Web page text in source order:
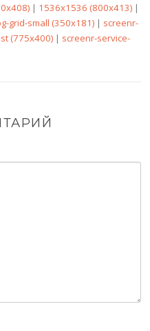
| 1536x1536 (800x413) |
grid-small (350x181) | screenr-
(775x400) | screenr-service-